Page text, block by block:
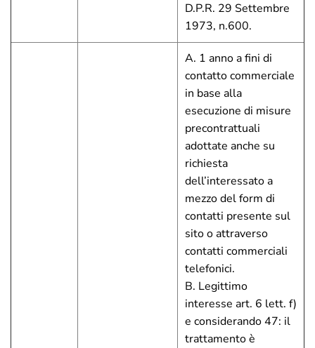
D.P.R. 29 Settembre
1973, n.600.
A. 1 anno a fini di
contatto commerciale
in base alla
esecuzione di misure
precontrattuali
adottate anche su
richiesta
dell’interessato a
mezzo del form di
contatti presente sul
sito o attraverso
contatti commerciali
telefonici.
B. Legittimo
interesse art. 6 lett. f)
e considerando 47: il
trattamento è